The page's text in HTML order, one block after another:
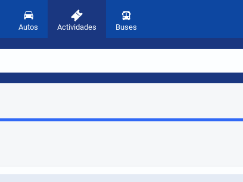
Autos Actividades Buses